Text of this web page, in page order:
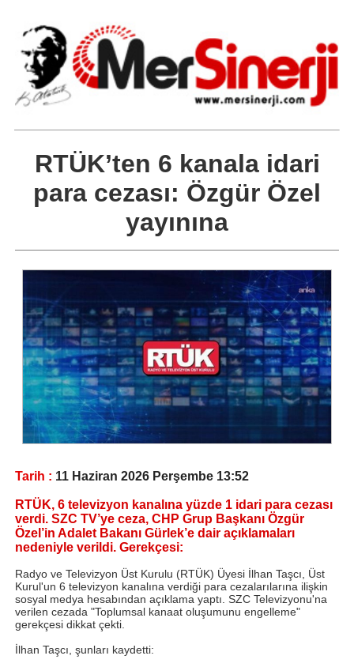
RTÜK’ten 6 kanala idari
para cezası: Özgür Özel
yayınına
Tarih : 11 Haziran 2026 Perşembe 13:52
RTÜK, 6 televizyon kanalına yüzde 1 idari para cezası
verdi. SZC TV’ye ceza, CHP Grup Başkanı Özgür
Özel’in Adalet Bakanı Gürlek’e dair açıklamaları
nedeniyle verildi. Gerekçesi:
Radyo ve Televizyon Üst Kurulu (RTÜK) Üyesi İlhan Taşcı, Üst
Kurul'un 6 televizyon kanalına verdiği para cezalarılarına ilişkin
sosyal medya hesabından açıklama yaptı. SZC Televizyonu'na
verilen cezada "Toplumsal kanaat oluşumunu engelleme"
gerekçesi dikkat çekti.
İlhan Taşcı, şunları kaydetti: